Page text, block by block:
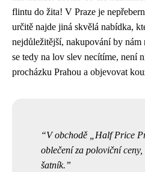
flintu do žita! V Praze je
určitě najde jiná skvělá nabídka,
nejdůležitější, nakupování by nám
se tedy na lov slev necítíme, není
procházku Prahou a objevovat
V obchodě „Half Price
oblečení za poloviční
šatník.